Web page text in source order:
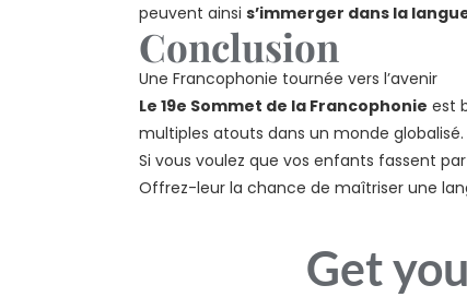
peuvent ainsi s’immerger dans la
Conclusion
Une Francophonie tournée vers l’avenir
Le 19e Sommet de la Francophonie est
multiples atouts dans un monde
Si vous voulez que vos enfants fassent
Offrez-leur la chance de maîtriser une
Get